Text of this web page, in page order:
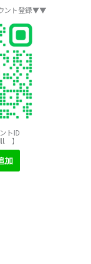
ント登録▼▼
トID
】